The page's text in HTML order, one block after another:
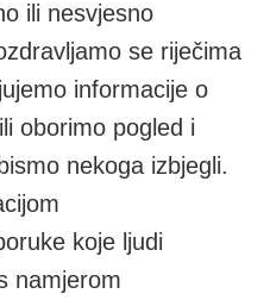
ili nesvjesno
se riječima
informacije o
oborimo pogled i
nekoga izbjegli.
koje ljudi
namjerom